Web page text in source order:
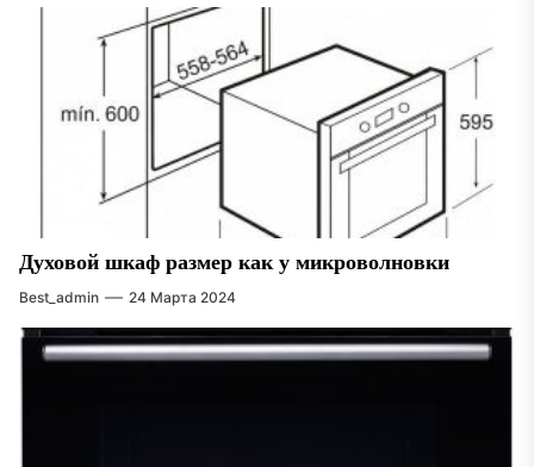
Духовой шкаф размер как у микроволновки
Best_admin 24 Марта 2024